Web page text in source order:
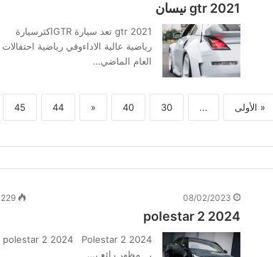
2021 gtr نيسان
2021 gtr تعد سيارة GTRاكثرسيارة
رياضية عالية الاداءوفي رياضية احتفالات
العام الماضي…
« الأولى ...
30
40
«
44
45
08/02/2023
229
polestar 2 2024
polestar 2 2024 Polestar 2 2024
، مظهر رائع ،…